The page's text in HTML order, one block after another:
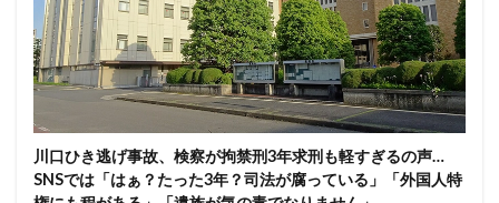
川口ひき逃げ事故、検察が拘禁刑3年求刑も軽すぎるの声…
SNSでは「はぁ？たった3年？司法が腐っている」「外国人特